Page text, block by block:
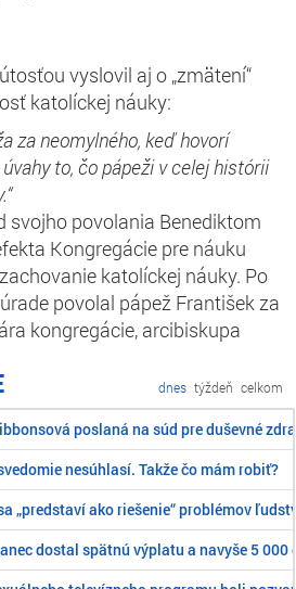
vyslovil aj o „zmätení“
katolíckej náuky:
za neomylného, keď hovorí
to, čo pápeži v celej histórii
svojho povolania Benediktom
Kongregácie pre náuku
katolíckej náuky. Po
povolal pápež František za
kongregácie, arcibiskupa
dnes týždeň celkom
poslaná na súd pre duševné
nesúhlasí. Takže čo mám robiť?
„predstaví ako riešenie“ problémov
dostal spätnú výplatu a navyše 5